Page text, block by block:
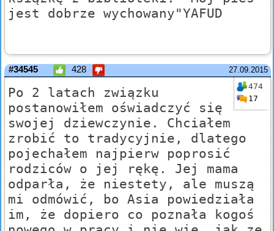
jest dobrze wychowany"YAFUD
27.09.2015
#34545 428
474
17
Po 2 latach związku
postanowiłem oświadczyć się
swojej dziewczynie. Chciałem
zrobić to tradycyjnie, dlatego
pojechałem najpierw poprosić
rodziców o jej rękę. Jej mama
odparła, że niestety, ale muszą
mi odmówić, bo Asia powiedziała
im, że dopiero co poznała kogoś